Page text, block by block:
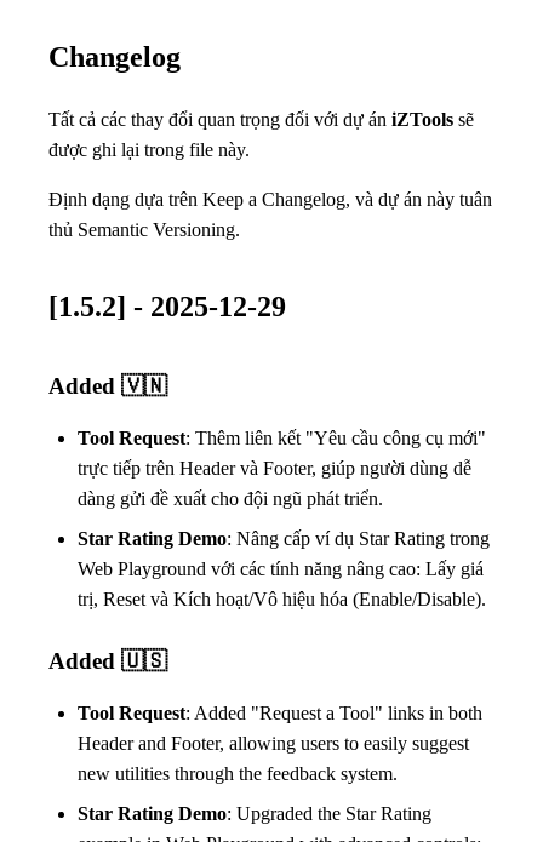
Changelog
Tất cả các thay đổi quan trọng đối với dự án iZTools sẽ
được ghi lại trong file này.
Định dạng dựa trên Keep a Changelog, và dự án này tuân
thủ Semantic Versioning.
[1.5.2] - 2025-12-29
Added 🇻🇳
Tool Request: Thêm liên kết "Yêu cầu công cụ mới"
trực tiếp trên Header và Footer, giúp người dùng dễ
dàng gửi đề xuất cho đội ngũ phát triển.
Star Rating Demo: Nâng cấp ví dụ Star Rating trong
Web Playground với các tính năng nâng cao: Lấy giá
trị, Reset và Kích hoạt/Vô hiệu hóa (Enable/Disable).
Added 🇺🇸
Tool Request: Added "Request a Tool" links in both
Header and Footer, allowing users to easily suggest
new utilities through the feedback system.
Star Rating Demo: Upgraded the Star Rating